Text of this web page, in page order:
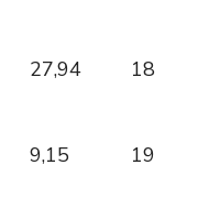
27,94 18
9,15 19